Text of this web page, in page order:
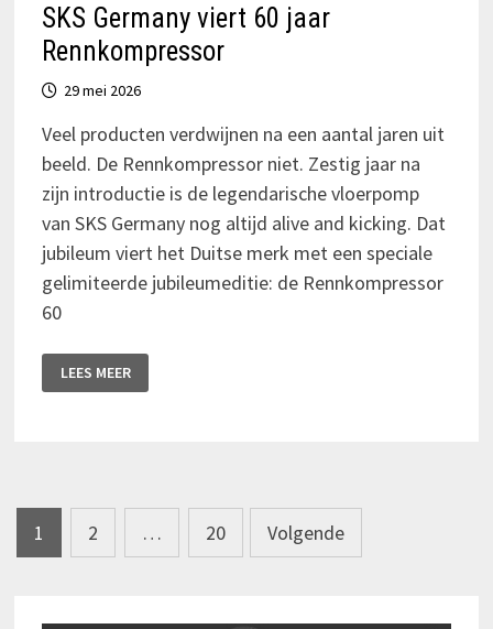
SKS Germany viert 60 jaar
Rennkompressor
29 mei 2026
Veel producten verdwijnen na een aantal jaren uit
beeld. De Rennkompressor niet. Zestig jaar na
zijn introductie is de legendarische vloerpomp
van SKS Germany nog altijd alive and kicking. Dat
jubileum viert het Duitse merk met een speciale
gelimiteerde jubileumeditie: de Rennkompressor
60
SKS
GERMANY
VIERT
LEES MEER
Berichtnavigatie
1 2 … 20 Volgende